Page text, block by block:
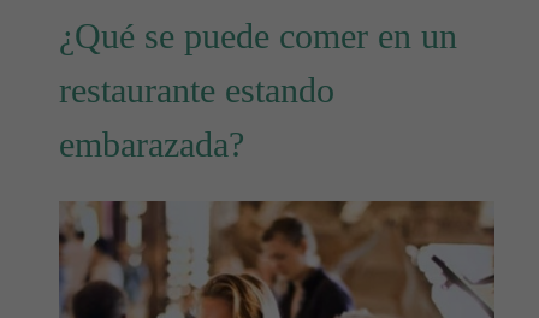
¿Qué se puede comer en un
restaurante estando
embarazada?